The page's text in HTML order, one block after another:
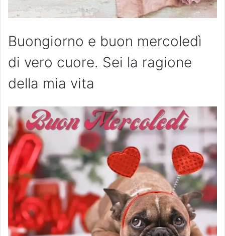
Buongiorno e buon mercoledì
di vero cuore. Sei la ragione
della mia vita